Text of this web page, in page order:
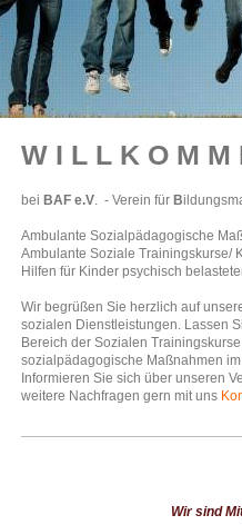
W I L L K O M M
bei BAF e.V. - Verein für B
Ambulante Sozialpädagogische
Ambulante Soziale Trainingskurse/
Hilfen für Kinder psychisch
Wir begrüßen Sie herzlich auf
sozialen Dienstleistungen. Lassen
Bereich der Sozialen
sozialpädagogische Maßnahmen
Informieren Sie sich über unseren
weitere Nachfragen gern mit uns
Wir sind